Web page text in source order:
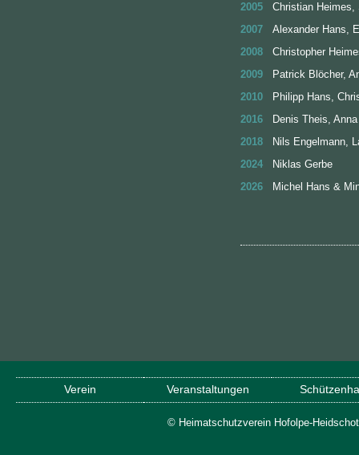
2005
Christian Heimes,
2007
Alexander Hans,
2008
Christopher
2009
Patrick Blöcher,
2010
Philipp Hans,
2016
Denis Theis,
2018
Nils Engelmann,
2024
Niklas Gerbe
2026
Michel Hans &
Verein Veranstaltungen
© Heimatschutzverein Hofolpe-